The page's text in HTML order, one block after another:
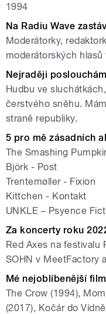
1994
Na Radiu Wave
Moderátorky,
moderátorských hlasů
Nejraději
Hudbu ve
čerstvého sněhu.
straně republiky.
5 pro mě zásadních
The Smashing
Björk - Post
Trentemøller - Fixion
Kittchen - Kontakt
UNKLE – Psyence
Za koncerty roku
Red Axes na festivalu
SOHN v MeetFactory
Mé nejoblíbenější
The Crow (1994),
(2017), Kočár do